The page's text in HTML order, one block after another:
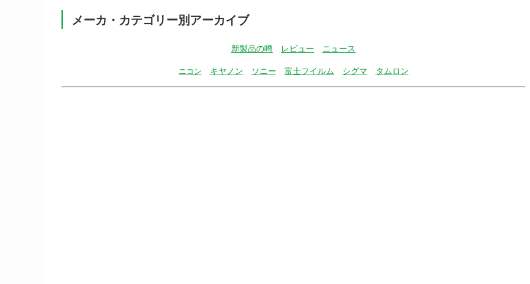
メーカ・カテゴリー別アーカイブ
新製品の噂 レビュー ニュース
ニコン キヤノン ソニー 富士フイルム シグマ タムロン